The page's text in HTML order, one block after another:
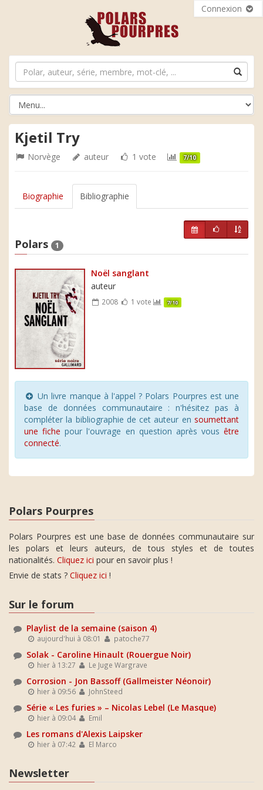
Connexion
Kjetil Try
Norvège auteur 1 vote 7/10
Biographie Bibliographie
Polars 1
Noël sanglant
auteur
2008 1 vote 7/10
Un livre manque à l'appel ? Polars Pourpres est une
base de données communautaire : n'hésitez pas à
compléter la bibliographie de cet auteur en soumettant
une fiche pour l'ouvrage en question après vous être
connecté.
Polars Pourpres
Polars Pourpres est une base de données communautaire sur
les polars et leurs auteurs, de tous styles et de toutes
nationalités. Cliquez ici pour en savoir plus !
Envie de stats ? Cliquez ici !
Sur le forum
Playlist de la semaine (saison 4)
aujourd'hui à 08:01 patoche77
Solak - Caroline Hinault (Rouergue Noir)
hier à 13:27 Le Juge Wargrave
Corrosion - Jon Bassoff (Gallmeister Néonoir)
hier à 09:56 JohnSteed
Série « Les furies » – Nicolas Lebel (Le Masque)
hier à 09:04 Emil
Les romans d'Alexis Laipsker
hier à 07:42 El Marco
Newsletter